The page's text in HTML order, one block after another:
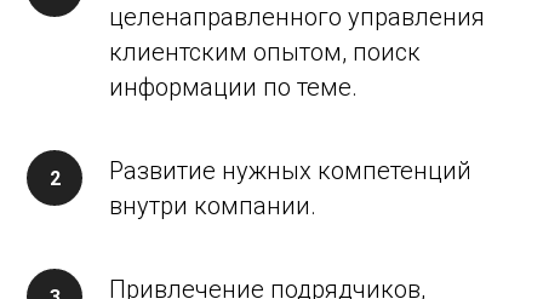
целенаправленного управления
клиентским опытом, поиск
информации по теме.
Развитие нужных компетенций
внутри компании.
Привлечение подрядчиков,